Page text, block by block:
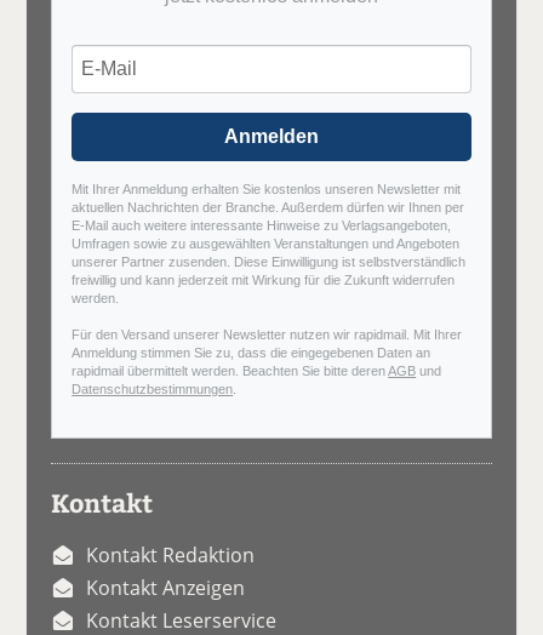
Anmelden
Mit Ihrer Anmeldung erhalten Sie kostenlos unseren Newsletter mit
aktuellen Nachrichten der Branche. Außerdem dürfen wir Ihnen per
E-Mail auch weitere interessante Hinweise zu Verlagsangeboten,
Umfragen sowie zu ausgewählten Veranstaltungen und Angeboten
unserer Partner zusenden. Diese Einwilligung ist selbstverständlich
freiwillig und kann jederzeit mit Wirkung für die Zukunft widerrufen
werden.
Für den Versand unserer Newsletter nutzen wir rapidmail. Mit Ihrer
Anmeldung stimmen Sie zu, dass die eingegebenen Daten an
rapidmail übermittelt werden. Beachten Sie bitte derenAGB und
Datenschutzbestimmungen
Kontakt
Kontakt Redaktion
Kontakt Anzeigen
Kontakt Leserservice